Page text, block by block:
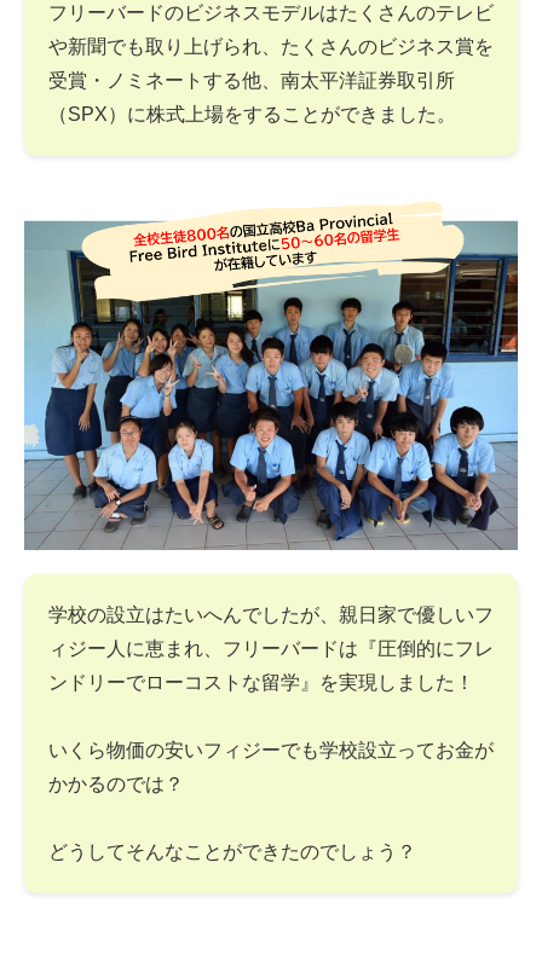
フリーバードのビジネスモデルはたくさんのテレビ
や新聞でも取り上げられ、たくさんのビジネス賞を
受賞・ノミネートする他、南太平洋証券取引所
（SPX）に株式上場をすることができました。
学校の設立はたいへんでしたが、親日家で優しいフ
ィジー人に恵まれ、フリーバードは『圧倒的にフレ
ンドリーでローコストな留学』を実現しました！
いくら物価の安いフィジーでも学校設立ってお金が
かかるのでは？
どうしてそんなことができたのでしょう？